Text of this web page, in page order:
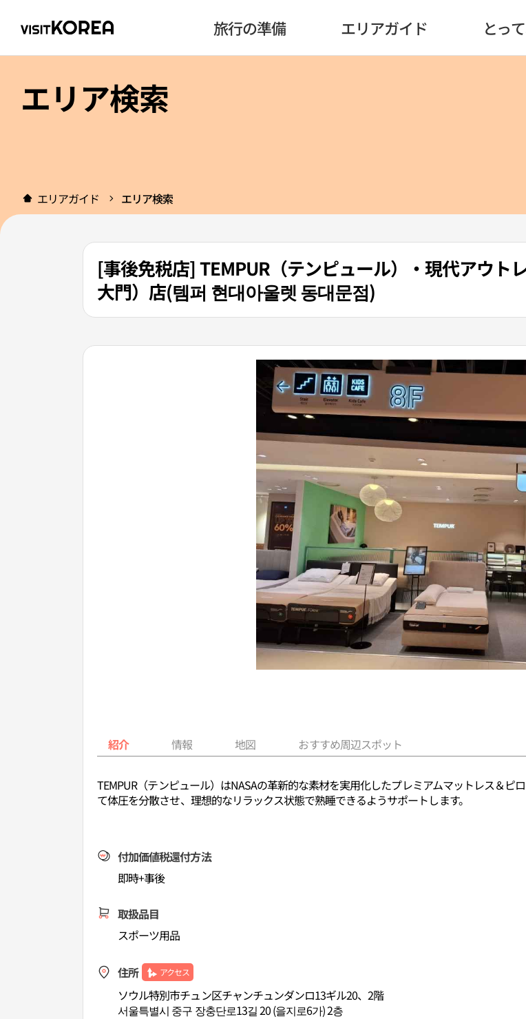
旅行の準備 エリアガイド とっ
エリア検索
エリアガイド エリア検索
[事後免税店] TEMPUR（テンピュール）・現代アウト
大門）店(템퍼 현대아울렛 동대문점)
紹介 情報 地図 おすすめ周辺スポット
TEMPUR（テンピュール）はNASAの革新的な素材を実用化したプレミアムマットレス＆
て体圧を分散させ、理想的なリラックス状態で熟睡できるようサポートします。
付加価値税還付方法
即時+事後
取扱品目
スポーツ用品
住所 アクセス
ソウル特別市チュン区チャンチュンダンロ13ギル20、2階
서울특별시 중구 장충단로13길 20 (을지로6가) 2층